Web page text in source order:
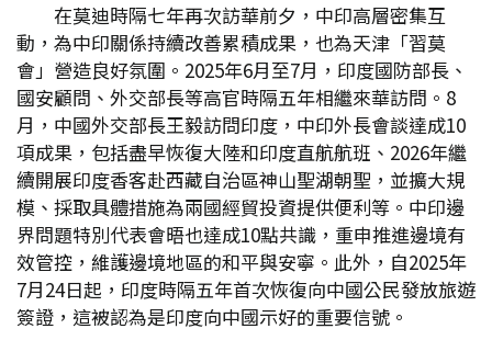
在莫迪時隔七年再次訪華前夕，中印高層密集互
動，為中印關係持續改善累積成果，也為天津「習莫
會」營造良好氛圍。2025年6月至7月，印度國防部長、
國安顧問、外交部長等高官時隔五年相繼來華訪問。8
月，中國外交部長王毅訪問印度，中印外長會談達成10
項成果，包括盡早恢復大陸和印度直航航班、2026年繼
續開展印度香客赴西藏自治區神山聖湖朝聖，並擴大規
模、採取具體措施為兩國經貿投資提供便利等。中印邊
界問題特別代表會晤也達成10點共識，重申推進邊境有
效管控，維護邊境地區的和平與安寧。此外，自2025年
7月24日起，印度時隔五年首次恢復向中國公民發放旅遊
簽證，這被認為是印度向中國示好的重要信號。